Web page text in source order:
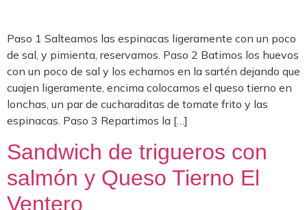
Paso 1 Salteamos las espinacas ligeramente con un poco
de sal, y pimienta, reservamos. Paso 2 Batimos los huevos
con un poco de sal y los echamos en la sartén dejando que
cuajen ligeramente, encima colocamos el queso tierno en
lonchas, un par de cucharaditas de tomate frito y las
espinacas. Paso 3 Repartimos la […]
Sandwich de trigueros con
salmón y Queso Tierno El
Ventero